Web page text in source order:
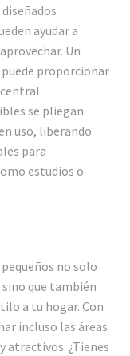
ayudar a
Un
proporcionar
se pliegan
uso, liberando
para
estudios o
no solo
que también
a tu hogar. Con
incluso las áreas
atractivos. ¿Tienes